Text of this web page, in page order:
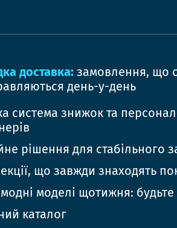
доставка: замовлення, що
день-у-день
система знижок та
рішення для стабільного
що завжди знаходять
модні моделі щотижня:
каталог